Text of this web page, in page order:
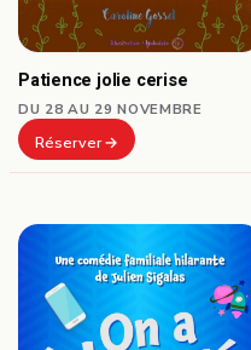
Patience jolie cerise
DU 28 AU 29 NOVEMBRE
Réserver